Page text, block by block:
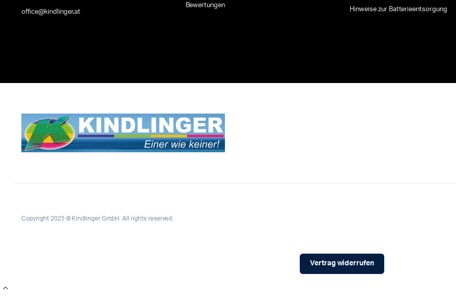
office@kindlinger.at
Bewertungen
Hinweise zur Batterieentsorgung
Copyright 2025 © Kindlinger GmbH. All rights reserved.
Vertrag widerrufen